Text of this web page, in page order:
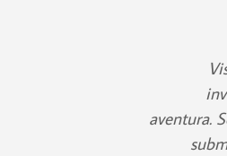
aventura.